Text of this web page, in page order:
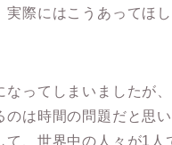
実際にはこうあってほ
なってしまいましたが
のは時間の問題だと思
て、世界中の人々が1人